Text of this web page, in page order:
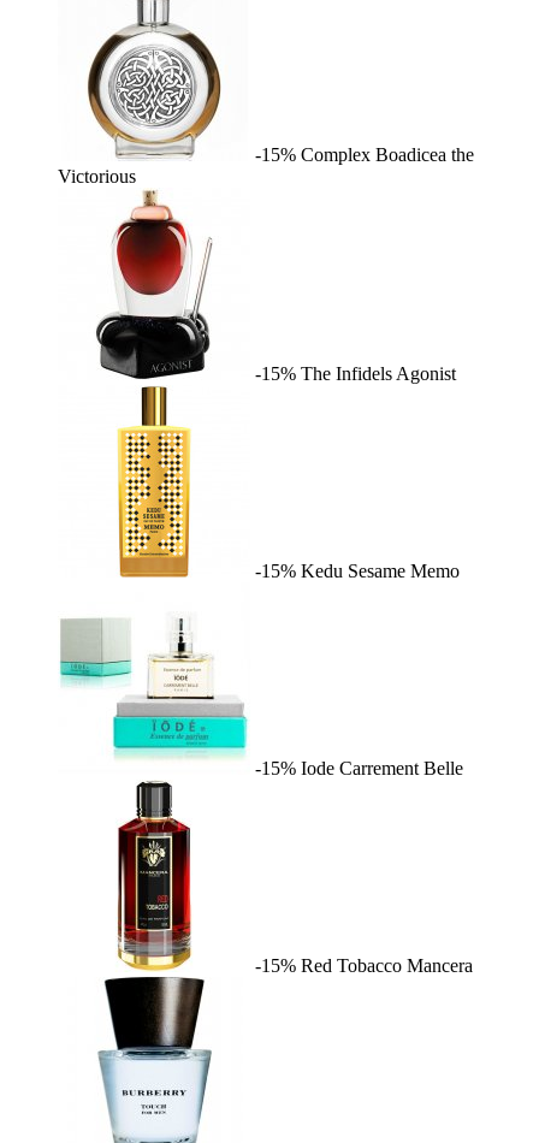
-15% Complex Boadicea the
Victorious
-15% The Infidels Agonist
-15% Kedu Sesame Memo
-15% Iode Carrement Belle
-15% Red Tobacco Mancera